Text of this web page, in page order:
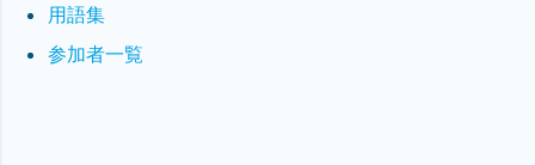
用語集
参加者一覧